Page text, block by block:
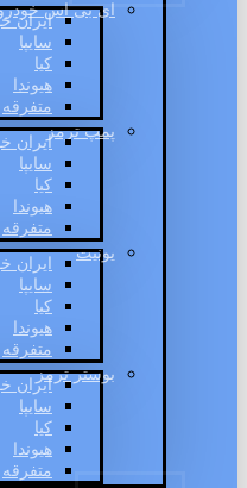
ای بی اس
ایران
سایپا
کیا
هیوندا
متفرقه
پمپ ترمز
ایران
سایپا
کیا
هیوندا
متفرقه
یونیت
ایران
سایپا
کیا
هیوندا
متفرقه
بوستر ترمز
ایران
سایپا
کیا
هیوندا
متفرقه